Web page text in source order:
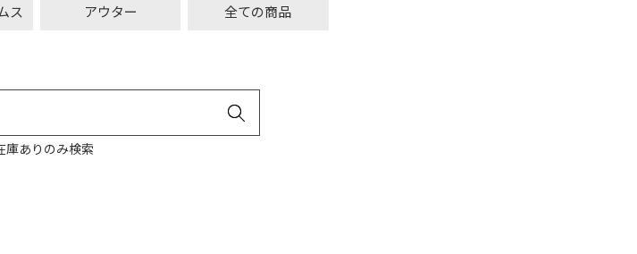
ス アウター 全ての商品
庫ありのみ検索